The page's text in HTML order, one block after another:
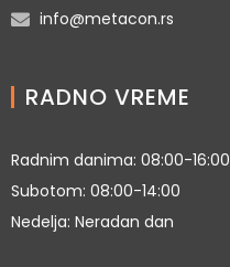
info@metacon.rs
RADNO VREME
Radnim danima: 08:00-16:00
Subotom: 08:00-14:00
Nedelja: Neradan dan